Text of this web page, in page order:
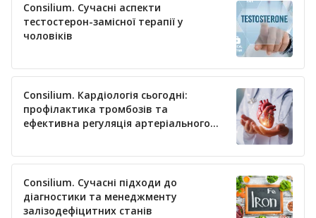
Consilium. Сучасні аспекти
тестостерон-замісної терапії у
чоловіків
Consilium. Кардіологія сьогодні:
профілактика тромбозів та
ефективна регуляція артеріального
Consilium. Сучасні підходи до
діагностики та менеджменту
залізодефіцитних станів